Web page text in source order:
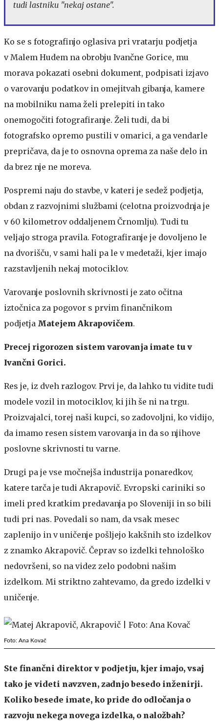
tudi lastniku "nekaj ostane".
Ko se s fotografinjo oglasiva pri vratarju podjetja
v Malem Hudem na obrobju Ivančne Gorice, mu
morava pokazati osebni dokument, podpisati izjavo
o varovanju podatkov in omejitvah gibanja, kamere
na mobilniku nama želi prelepiti in tako
onemogočiti fotografiranje. Želi tudi, da bi
fotografsko opremo pustili v omarici, a ga vendarle
prepričava, da je to osnovna oprema za naše delo in
da brez nje ne moreva.
Pospremi naju do stavbe, v kateri je sedež podjetja,
obdan z razvojnimi službami (celotna proizvodnja je
v 60 kilometrov oddaljenem Črnomlju). Tudi tu
veljajo stroga pravila. Fotografiranje je dovoljeno le
na dvorišču, v sami hali pa le v medetaži, kjer imajo
razstavljenih nekaj motociklov.
Varovanje poslovnih skrivnosti je zato očitna
iztočnica za pogovor s prvim finančnikom
podjetja Matejem Akrapovičem.
Precej rigorozen sistem varovanja imate tu v
Ivančni Gorici.
Res je, iz dveh razlogov. Prvi je, da lahko tu vidite tudi
modele vozil in motociklov, ki jih še ni na trgu.
Proizvajalci, torej naši kupci, so zadovoljni, ko vidijo,
da imamo resen sistem varovanja in da so njihove
poslovne skrivnosti tu varne.
Drugi pa je vse močnejša industrija ponaredkov,
katere tarča je tudi Akrapovič. Evropski cariniki so
imeli pred kratkim predavanja po Sloveniji in so bili
tudi pri nas. Povedali so nam, da vsak mesec
zaplenijo in v uničenje pošljejo kakšnih sto izdelkov
z znamko Akrapovič. Čeprav so izdelki tehnološko
nedovršeni, so na videz zelo podobni našim
izdelkom. Mi striktno zahtevamo, da gredo izdelki v
uničenje.
Foto: Ana Kovač
Ste finančni direktor v podjetju, kjer imajo, vsaj
tako je videti navzven, zadnjo besedo inženirji.
Koliko besede imate, ko pride do odločanja o
razvoju nekega novega izdelka, o naložbah?